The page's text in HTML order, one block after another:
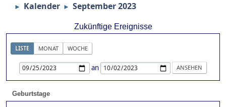
► Kalender ► September 2023
Zukünftige Ereignisse
LISTE MONAT WOCHE
an
Geburtstage